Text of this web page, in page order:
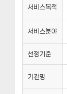
서비스목적
서비스분야
선정기준
기관명